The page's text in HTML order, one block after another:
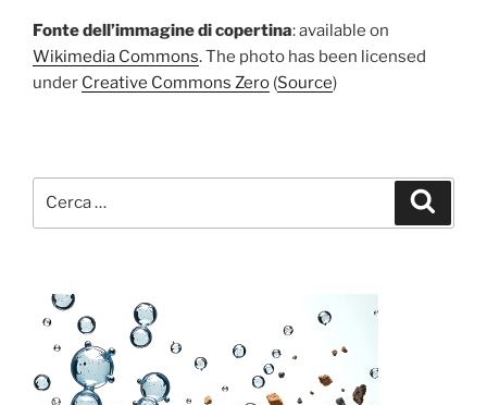
Fonte dell’immagine di copertina: available on
Wikimedia Commons. The photo has been licensed
under Creative Commons Zero (Source)